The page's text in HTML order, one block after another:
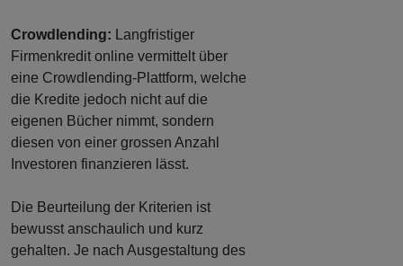
Crowdlending: Langfristiger
Firmenkredit online vermittelt über
eine Crowdlending-Plattform, welche
die Kredite jedoch nicht auf die
eigenen Bücher nimmt, sondern
diesen von einer grossen Anzahl
Investoren finanzieren lässt.
Die Beurteilung der Kriterien ist
bewusst anschaulich und kurz
gehalten. Je nach Ausgestaltung des